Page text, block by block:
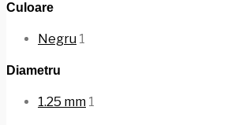
Culoare
Negru 1
Diametru
1.25 mm 1